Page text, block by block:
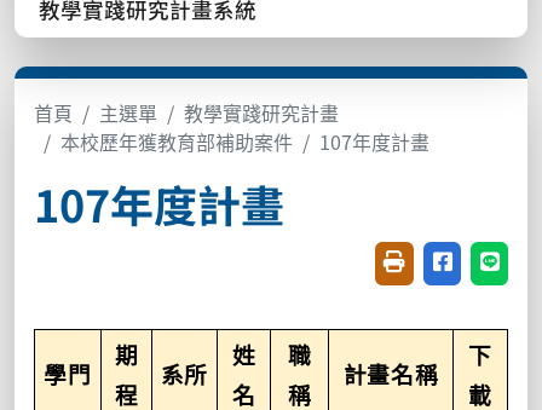
教學實踐研究計畫系統
首頁 主選單
教學實踐研究計畫
本校歷年獲教育部補助案件
107年度計畫
107年度計畫
友善列印(開新視
分享至臉書
分享
學門
期
程
系所
姓
名
職
稱
計畫名稱
下
載